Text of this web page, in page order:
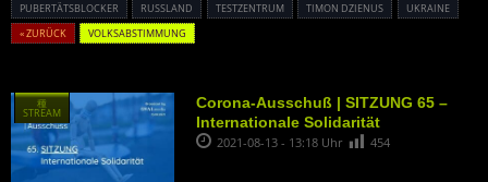
PUBERTÄTSBLOCKER
RUSSLAND TESTZENTRUM TIMON DZIENUS
UKRAINE
« ZURÜCK
VOLKSABSTIMMUNG
Corona-Ausschuß | SITZUNG 65 –
Internationale Solidarität
2021-08-13 - 13:18 Uhr 454
種
STREAM